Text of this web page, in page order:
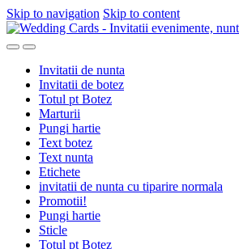
Skip to navigation Skip to content
Invitatii de nunta
Invitatii de botez
Totul pt Botez
Marturii
Pungi hartie
Text botez
Text nunta
Etichete
invitatii de nunta cu tiparire normala
Promotii!
Pungi hartie
Sticle
Totul pt Botez